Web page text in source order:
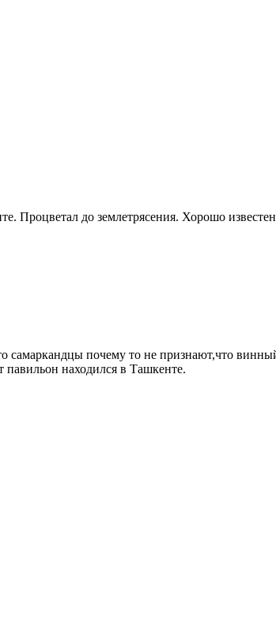
до землетрясения. Хорошо
самаркандцы почему то не признают,что
павильон находился в Ташкенте.